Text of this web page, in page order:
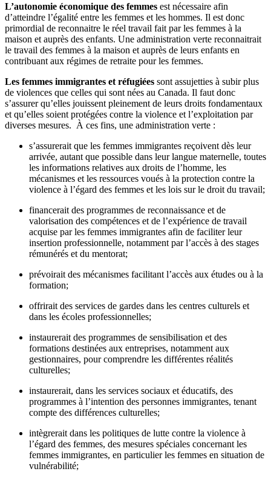
L’autonomie économique des femmes est nécessaire afin
d’atteindre l’égalité entre les femmes et les hommes. Il est donc
primordial de reconnaitre le réel travail fait par les femmes à la
maison et auprès des enfants. Une administration verte reconnaitrait
le travail des femmes à la maison et auprès de leurs enfants en
contribuant aux régimes de retraite pour les femmes.
Les femmes immigrantes et réfugiées sont assujetties à subir plus
de violences que celles qui sont nées au Canada. Il faut donc
s’assurer qu’elles jouissent pleinement de leurs droits fondamentaux
et qu’elles soient protégées contre la violence et l’exploitation par
diverses mesures. À ces fins, une administration verte :
s’assurerait que les femmes immigrantes reçoivent dès leur
arrivée, autant que possible dans leur langue maternelle, toutes
les informations relatives aux droits de l’homme, les
mécanismes et les ressources voués à la protection contre la
violence à l’égard des femmes et les lois sur le droit du travail;
financerait des programmes de reconnaissance et de
valorisation des compétences et de l’expérience de travail
acquise par les femmes immigrantes afin de faciliter leur
insertion professionnelle, notamment par l’accès à des stages
rémunérés et du mentorat;
prévoirait des mécanismes facilitant l’accès aux études ou à la
formation;
offrirait des services de gardes dans les centres culturels et
dans les écoles professionnelles;
instaurerait des programmes de sensibilisation et des
formations destinées aux entreprises, notamment aux
gestionnaires, pour comprendre les différentes réalités
culturelles;
instaurerait, dans les services sociaux et éducatifs, des
programmes à l’intention des personnes immigrantes, tenant
compte des différences culturelles;
intègrerait dans les politiques de lutte contre la violence à
l’égard des femmes, des mesures spéciales concernant les
femmes immigrantes, en particulier les femmes en situation de
vulnérabilité;